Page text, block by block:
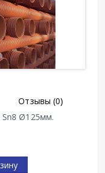
Отзывы (0)
Sn8 Ø125мм.